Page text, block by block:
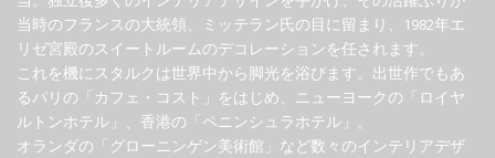
当時のフランスの大統領、ミッテラン氏の目に留まり、1982年エ
リゼ宮殿のスイートルームのデコレーションを任されます。
これを機にスタルクは世界中から脚光を浴びます。出世作でもあ
るパリの「カフェ・コスト」をはじめ、ニューヨークの「ロイヤ
ルトンホテル」、香港の「ペニンシュラホテル」。
オランダの「グローニンゲン美術館」など数々のインテリアデザ